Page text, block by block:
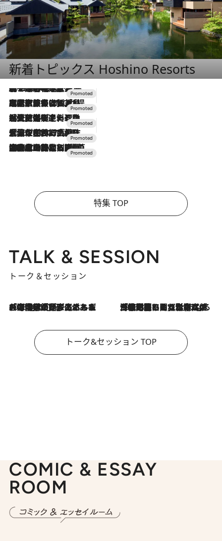
新着トピックス Hoshino Resorts
2026.8.7
【トンボの足水浴】ヒノキの香りに包まれて涼感マックス！約13℃の湧水かけ流しを避暑地「星野温泉 トンボの湯」で体験
2026.7.31
【ホテル帰省】という選択肢をOMOが提案。家族とほどよい距離を保つには「昼は実家、夜は気兼ねなくホテルで！」
2026.7.24
【夏限定ディナーコース】旬を迎える稚鮎や花ズッキーニなどをイタリア・トスカーナの郷土料理の手法で満喫！
2026.7.17
「土佐和ハーブかき氷」がOMO7高知に登場！生姜、山椒、大葉など目にも舌にも涼を呼ぶ郷土の味
2026.7.10
NEW OPEN！【界 草津】名湯の地に誕生。趣の異なる2種の温泉と上州ならではの会席・蕎麦割烹など美食を味わう究極の癒やし旅
特集 TOP
TALK & SESSION
トーク＆セッション
2026.8.3
「今後値上げがあるとすれば…」「リスクがあるのは今年の冬」エネルギー専門家が語る、ホルムズ海峡封鎖が家庭にもたらす“ある心配” 2026.8.3
「住宅建てられない…」「サーチャージ料の高値が続いている」ホルムズ海峡封鎖による影響はいつまで続く？《エネルギー専門家に聞く“どうなる日本の暮らし”》
トーク&セッション TOP
COMIC & ESSAY
ROOM